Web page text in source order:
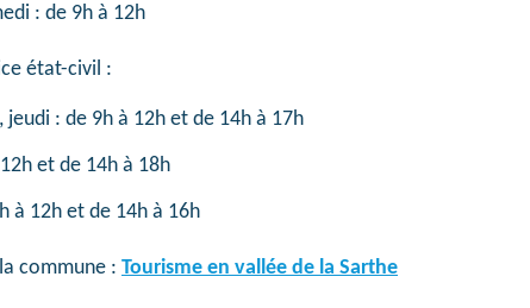
: de 9h à 12h
état-civil :
jeudi : de 9h à 12h et de 14h à 17h
et de 14h à 18h
à 12h et de 14h à 16h
commune : Tourisme en vallée de la Sarthe